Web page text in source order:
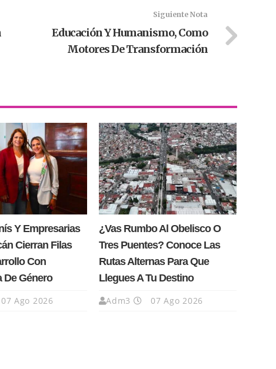
Siguiente Nota
Educación Y Humanismo, Como
Motores De Transformación
Y Empresarias
Cierran Filas
Con
De Género
07 Ago 2026
¿Vas Rumbo Al Obelisco O
Tres Puentes? Conoce Las
Rutas Alternas Para Que
Llegues A Tu Destino
Adm3 07 Ago 2026